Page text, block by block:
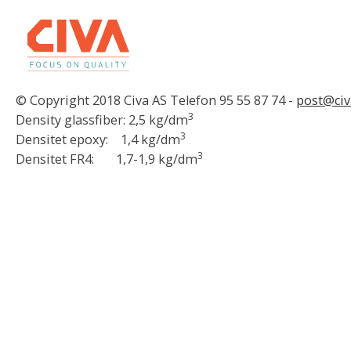
© Copyright 2018 Civa AS Telefon 95 55 87 74 -
Density glassfiber: 2,5 kg/dm3
Densitet epoxy: 1,4 kg/dm3
Densitet FR4: 1,7-1,9 kg/dm3